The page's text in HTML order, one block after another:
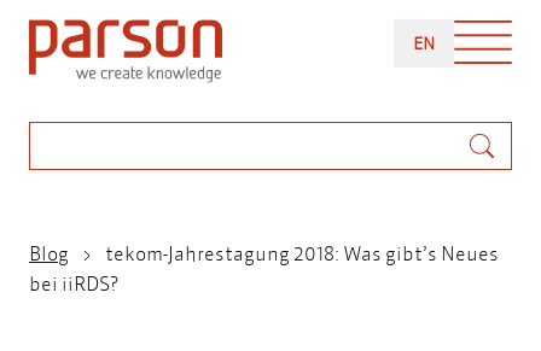
Direkt
zum
Inhalt
ENENGLISH
Pfadnavigation
Blog
tekom-Jahrestagung 2018: Was gibt’s Neues
bei iiRDS?